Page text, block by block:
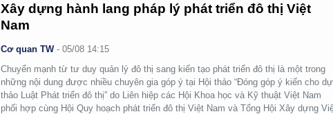
Xây dựng hành lang pháp lý phát triển đô thị Việt
Nam
Cơ quan TW-05/08 14:15
Chuyển mạnh từ tư duy quản lý đô thị sang kiến tạo phát triển đô thị là một trong
những nội dung được nhiều chuyên gia góp ý tại Hội thảo “Đóng góp ý kiến cho dự
thảo Luật Phát triển đô thị” do Liên hiệp các Hội Khoa học và Kỹ thuật Việt Nam
phối hợp cùng Hội Quy hoạch phát triển đô thị Việt Nam và Tổng Hội Xây dựng